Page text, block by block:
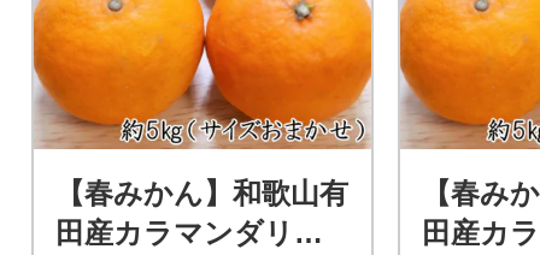
【春みかん】和歌山有
田産カラマンダリン
【春み
田産カ